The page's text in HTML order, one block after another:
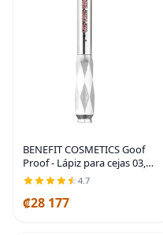
BENEFIT COSMETICS Goof
Proof - Lápiz para cejas 03,
color marrón claro cálido
4.7
₡28 177